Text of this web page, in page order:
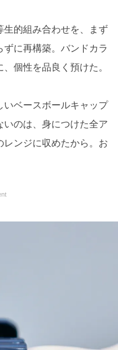
生的組み合わせを、まず
に再構築。バンドカラ
個性を品良く預けた。
いベースボールキャップ
いのは、身につけた全ア
レンジに収めたから。お